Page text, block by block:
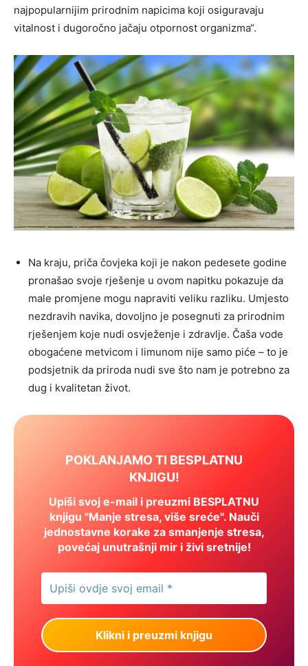
najpopularnijim prirodnim napicima koji osiguravaju
vitalnost i dugoročno jačaju otpornost organizma“.
Na kraju, priča čovjeka koji je nakon pedesete godine
pronašao svoje rješenje u ovom napitku pokazuje da
male promjene mogu napraviti veliku razliku. Umjesto
nezdravih navika, dovoljno je posegnuti za prirodnim
rješenjem koje nudi osvježenje i zdravlje. Čaša vode
obogaćene metvicom i limunom nije samo piće – to je
podsjetnik da priroda nudi sve što nam je potrebno za
dug i kvalitetan život.
POKLANJAMO TI BESPLATNU
KNJIGU!
Upiši svoj e-mail i preuzmi BESPLATNU
knjigu "Manje stresa, više sreće". Nauči
jednostavne korake za smanjenje stresa,
povećaj unutrašnji mir i živi sretnije!